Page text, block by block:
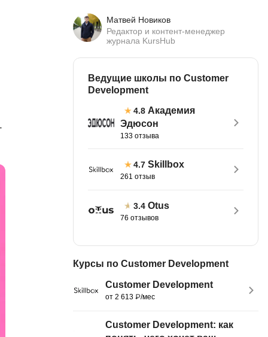
Матвей Новиков
Редактор и контент-менеджер
журнала KursHub
Ведущие школы по Customer
Development
4.8 Академия
Эдюсон
133 отзыва
4.7 Skillbox
261 отзыв
3.4 Otus
76 отзывов
Курсы по Customer Development
Customer Development
от 2 613 ₽/мес
Customer Development: как
магазина
Oracle SQL
OSINT
OpenStack
OpenCart
Hadoop
MS Access
MongoDB
MySQL
MODX